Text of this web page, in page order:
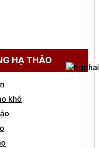
HẠ THẢO
khô